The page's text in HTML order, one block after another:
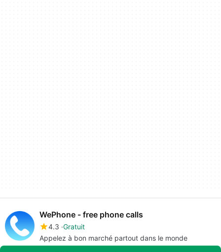
WePhone - free phone calls
4.3 Gratuit
Appelez à bon marché partout dans le monde